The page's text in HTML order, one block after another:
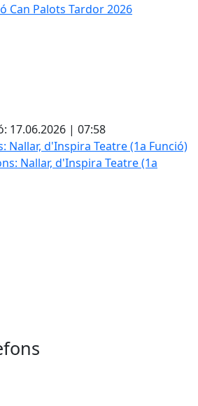
Can Palots Tardor 2026
17.06.2026 | 07:58
Nallar, d'Inspira Teatre (1a Funció)